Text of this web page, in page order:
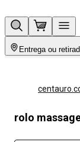
Entrega ou
rolo